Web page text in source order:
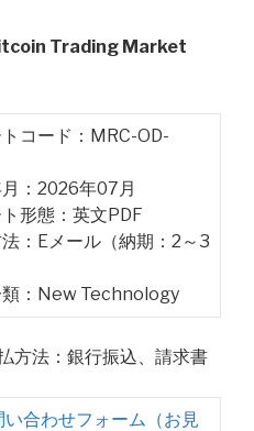
Trading Market
トコード：MRC-OD-
月：2026年07月
ト形態：英文PDF
法：Eメール（納期：2～3
類：New Technology
方法：銀行振込、請求書
い合わせフォーム（お見